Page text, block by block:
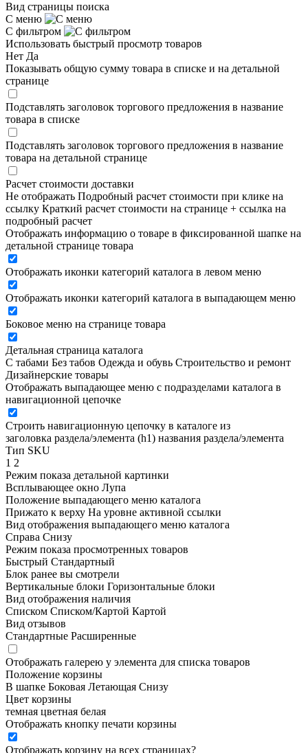
Вид страницы поиска
С меню
С фильтром
Использовать быстрый просмотр товаров
Нет Да
Показывать общую сумму товара в списке и на детальной
странице
Подставлять заголовок торгового предложения в название
товара в списке
Подставлять заголовок торгового предложения в название
товара на детальной странице
Расчет стоимости доставки
Не отображать Подробный расчет стоимости при клике на
ссылку Краткий расчет стоимости на странице + ссылка на
подробный расчет
Отображать информацию о товаре в фиксированной шапке на
детальной странице товара
Отображать иконки категорий каталога в левом меню
Отображать иконки категорий каталога в выпадающем меню
Боковое меню на странице товара
Детальная страница каталога
С табами Без табов Одежда и обувь Строительство и ремонт
Дизайнерские товары
Отображать выпадающее меню с подразделами каталога в
навигационной цепочке
Строить навигационную цепочку в каталоге из
заголовка раздела/элемента (h1) названия раздела/элемента
Тип SKU
1 2
Режим показа детальной картинки
Всплывающее окно Лупа
Положение выпадающего меню каталога
Прижато к верху На уровне активной ссылки
Вид отображения выпадающего меню каталога
Справа Снизу
Режим показа просмотренных товаров
Быстрый Стандартный
Блок ранее вы смотрели
Вертикальные блоки Горизонтальные блоки
Вид отображения наличия
Списком Списком/Картой Картой
Вид отзывов
Стандартные Расширенные
Отображать галерею у элемента для списка товаров
Положение корзины
В шапке Боковая Летающая Снизу
Цвет корзины
темная цветная белая
Отображать кнопку печати корзины
Отображать корзину на всех страницах?